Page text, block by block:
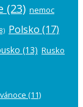
(23) nemoc
Polsko (17)
(13) Rusko
vánoce (11)